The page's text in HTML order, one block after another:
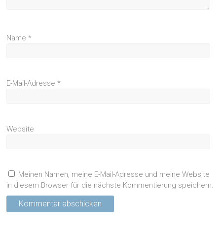
Name*
E-Mail-Adresse*
Website
Meinen Namen, meine E-Mail-Adresse und meine Website
in diesem Browser für die nächste Kommentierung speichern.